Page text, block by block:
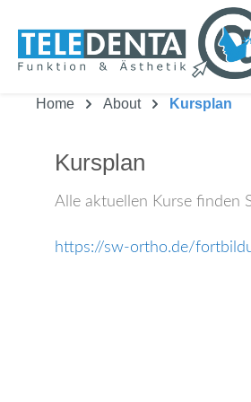
Home About Kursplan
Kursplan
Alle aktuellen Kurse finden
https://sw-ortho.de/